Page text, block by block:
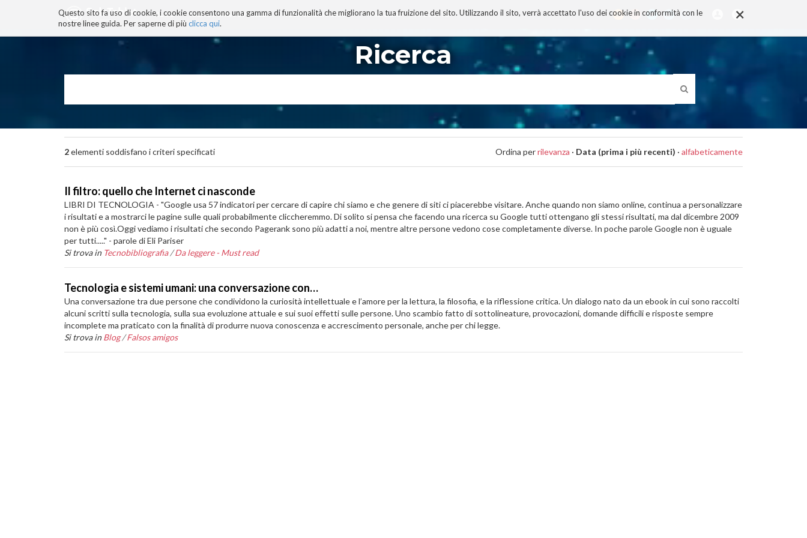
×
Questo sito fa uso di cookie, i cookie consentono una gamma di funzionalità che migliorano la tua fruizione del sito. Utilizzando il sito, verrà accettato l'uso dei cookie in conformità con le
nostre linee guida. Per saperne di più clicca qui.
BLOG TECNOCONSAPEVOLEZZA TECNOBIBLIOGRAFIA I MIEI LIBRI PROGETTO
navigazione
Ricerca
2elementi soddisfano i criteri specificati Ordina perrilevanza · Data (prima i più recenti) · alfabeticamente
Il filtro: quello che Internet ci nasconde
LIBRI DI TECNOLOGIA - "Google usa 57 indicatori per cercare di capire chi siamo e che genere di siti ci piacerebbe visitare. Anche quando non siamo online, continua a personalizzare
i risultati e a mostrarci le pagine sulle quali probabilmente cliccheremmo. Di solito si pensa che facendo una ricerca su Google tutti ottengano gli stessi risultati, ma dal dicembre 2009
non è più così.Oggi vediamo i risultati che secondo Pagerank sono più adatti a noi, mentre altre persone vedono cose completamente diverse. In poche parole Google non è uguale
per tutti....." - parole di Eli Pariser
Si trova in Tecnobibliografia /Da leggere - Must read
Tecnologia e sistemi umani: una conversazione con…
Una conversazione tra due persone che condividono la curiosità intellettuale e l’amore per la lettura, la filosofia, e la riflessione critica. Un dialogo nato da un ebook in cui sono raccolti
alcuni scritti sulla tecnologia, sulla sua evoluzione attuale e sui suoi effetti sulle persone. Uno scambio fatto di sottolineature, provocazioni, domande difficili e risposte sempre
incomplete ma praticato con la finalità di produrre nuova conoscenza e accrescimento personale, anche per chi legge.
Si trova in Blog /Falsos amigos